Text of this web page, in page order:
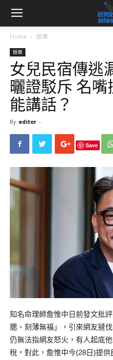
Home 娛樂
娛樂
女兒民宿傳逃
曬證駁斥 名
能講話？
By editor -
Save
知名命理師詹惟中日前發文批
腮、刻薄無福」，引來網友撻
仍無法指網友怒火，有人起底
稅，對此，詹惟中今(28日)提